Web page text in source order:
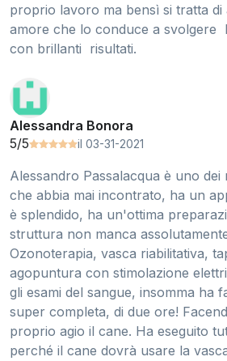
proprio lavoro ma bensì si tratta
amore che lo conduce a svolgere
con brillanti risultati.
Alessandra Bonora
5/5
il 03-31-2021
Alessandro Passalacqua è uno dei
che abbia mai incontrato, ha un
è splendido, ha un'ottima
struttura non manca
Ozonoterapia, vasca riabilitativa,
agopuntura con stimolazione
gli esami del sangue, insomma ha
super completa, di due ore!
proprio agio il cane. Ha eseguito
perché il cane dovrà usare la